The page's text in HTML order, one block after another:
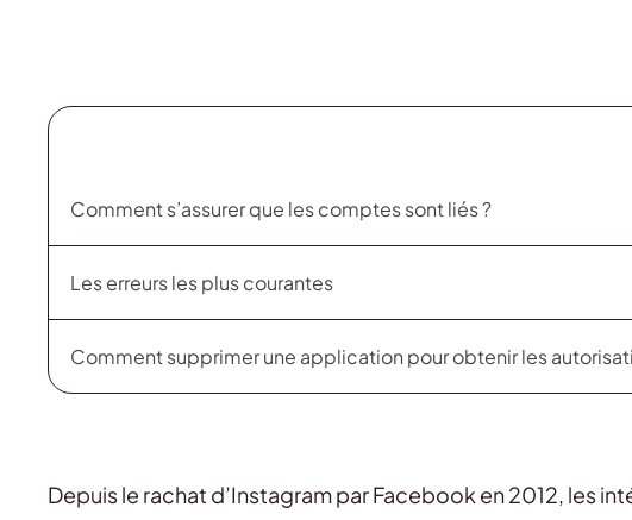
Comment s’assurer que les comptes sont liés ?
Les erreurs les plus courantes
Comment supprimer une application pour obtenir les
Depuis le rachat d’Instagram par Facebook en 2012, les